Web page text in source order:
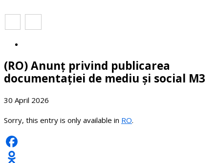
(RO) Anunț privind publicarea
documentației de mediu și social M3
30 April 2026
Sorry, this entry is only available in RO.
Facebook